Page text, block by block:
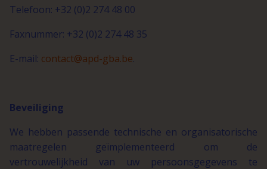
Telefoon: +32 (0)2 274 48 00
Faxnummer: +32 (0)2 274 48 35
E-mail: contact@apd-gba.be.
Beveiliging
We hebben passende technische en organisatorische
maatregelen geïmplementeerd om de
vertrouwelijkheid van uw persoonsgegevens te